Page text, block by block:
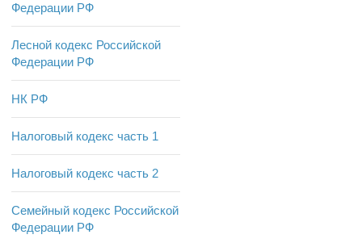
Федерации РФ
Лесной кодекс Российской
Федерации РФ
НК РФ
Налоговый кодекс часть 1
Налоговый кодекс часть 2
Семейный кодекс Российской
Федерации РФ